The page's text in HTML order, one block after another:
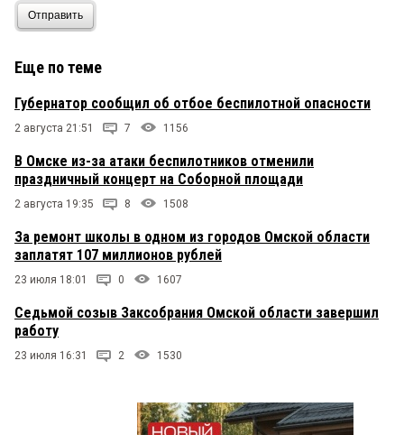
Отправить
Еще по теме
Губернатор сообщил об отбое беспилотной опасности
2 августа 21:51 7 1156
В Омске из-за атаки беспилотников отменили
праздничный концерт на Соборной площади
2 августа 19:35 8 1508
За ремонт школы в одном из городов Омской области
заплатят 107 миллионов рублей
23 июля 18:01 0 1607
Седьмой созыв Заксобрания Омской области завершил
работу
23 июля 16:31 2 1530